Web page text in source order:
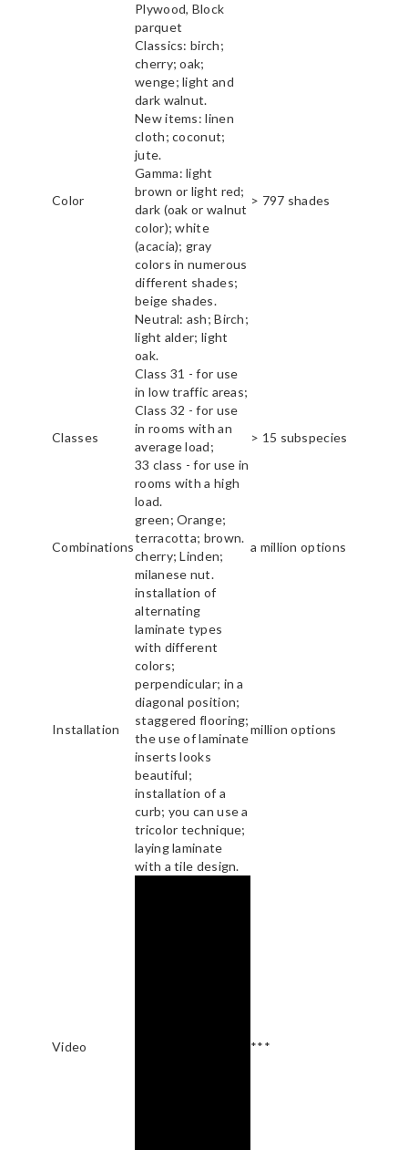
Plywood, Block
parquet
Color
Classics: birch;
cherry; oak;
wenge; light and
dark walnut.
New items: linen
cloth; coconut;
jute.
Gamma: light
brown or light red;
dark (oak or walnut
color); white
(acacia); gray
colors in numerous
different shades;
beige shades.
Neutral: ash; Birch;
light alder; light
oak.
> 797 shades
Classes
Class 31 - for use
in low traffic areas;
Class 32 - for use
in rooms with an
average load;
33 class - for use in
rooms with a high
load.
> 15 subspecies
Combinations
green; Orange;
terracotta; brown.
cherry; Linden;
milanese nut.
a million options
Installation
installation of
alternating
laminate types
with different
colors;
perpendicular; in a
diagonal position;
staggered flooring;
the use of laminate
inserts looks
beautiful;
installation of a
curb; you can use a
tricolor technique;
laying laminate
with a tile design.
million options
Video ***